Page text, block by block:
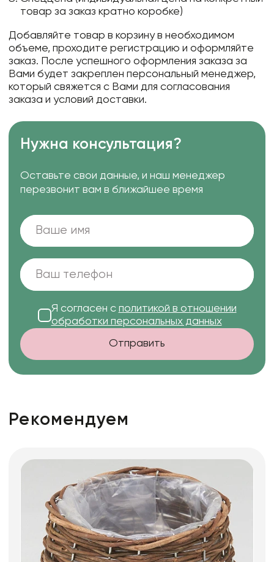
товар за заказ кратно коробке)
Добавляйте товар в корзину в необходимом
объеме, проходите регистрацию и оформляйте
заказ. После успешного оформления заказа за
Вами будет закреплен персональный менеджер,
который свяжется с Вами для согласования
заказа и условий доставки.
Нужна консультация?
Оставьте свои данные, и наш менеджер
перезвонит вам в ближайшее время
Я согласен с политикой в отношении
обработки персональных данных
Отправить
Рекомендуем